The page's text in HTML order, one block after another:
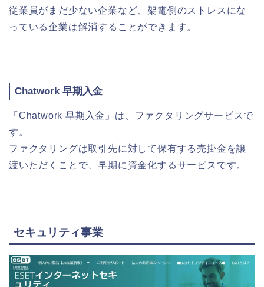
従業員がまだ少ない企業など、架電側のストレスにな
っている企業は解消することができます。
Chatwork 早期入金
「Chatwork 早期入金」は、ファクタリングサービスで
す。
ファクタリングは取引先に対して保有する売掛金を譲
渡いただくことで、早期に資金化するサービスです。
セキュリティ事業